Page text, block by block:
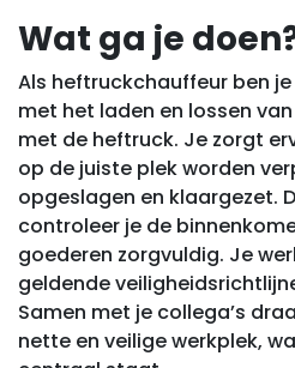
Wat ga je
Als heftruckchauffeur ben
met het laden en lossen
met de heftruck. Je zorgt
op de juiste plek worden
opgeslagen en klaargezet.
controleer je de
goederen zorgvuldig. Je
geldende
Samen met je collega’s
nette en veilige werkplek,